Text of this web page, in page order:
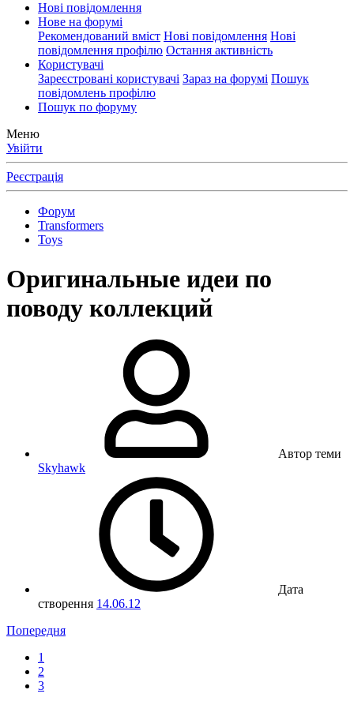
Нові повідомлення
Нове на форумі
Рекомендований вміст Нові повідомлення Нові
повідомлення профілю Остання активність
Користувачі
Зареєстровані користувачі Зараз на форумі Пошук
повідомлень профілю
Пошук по форуму
Меню
Увійти
Реєстрація
Форум
Transformers
Toys
Оригинальные идеи по
поводу коллекций
Автор теми
Skyhawk
Дата
створення 14.06.12
Попередня
1
2
3